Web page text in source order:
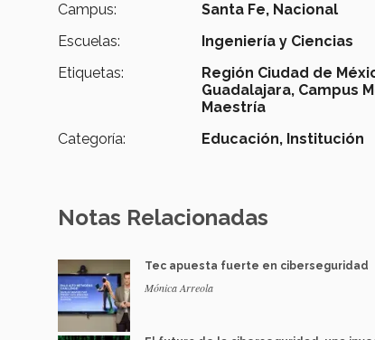
Campus: Santa Fe, Nacional
Escuelas:
Ingeniería y Ciencias
Etiquetas:
Región Ciudad de
Guadalajara, Campus
Maestría
Categoría:
Educación, Institución
Notas Relacionadas
Tec apuesta fuerte en ciberseguridad
Mónica Arreola